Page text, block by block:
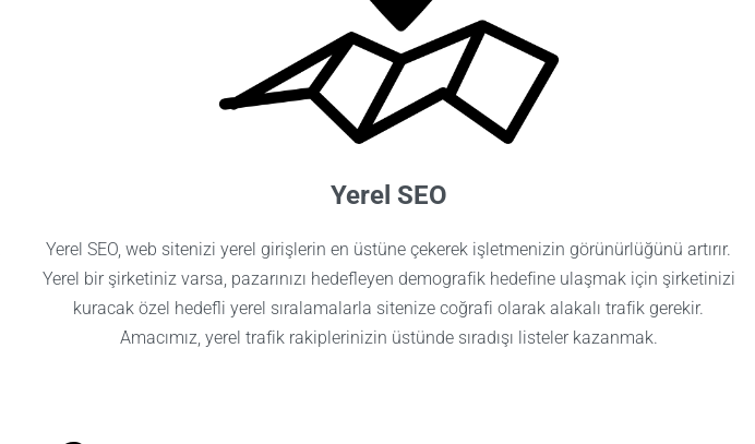
Yerel SEO
Yerel SEO, web sitenizi yerel girişlerin en üstüne çekerek işletmenizin görünürlüğünü artırır.
Yerel bir şirketiniz varsa, pazarınızı hedefleyen demografik hedefine ulaşmak için şirketinizi
kuracak özel hedefli yerel sıralamalarla sitenize coğrafi olarak alakalı trafik gerekir.
Amacımız, yerel trafik rakiplerinizin üstünde sıradışı listeler kazanmak.